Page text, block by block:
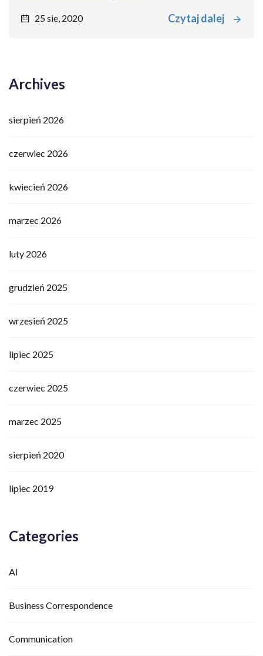
25 sie, 2020 Czytaj dalej
Archives
sierpień 2026
czerwiec 2026
kwiecień 2026
marzec 2026
luty 2026
grudzień 2025
wrzesień 2025
lipiec 2025
czerwiec 2025
marzec 2025
sierpień 2020
lipiec 2019
Categories
AI
Business Correspondence
Communication